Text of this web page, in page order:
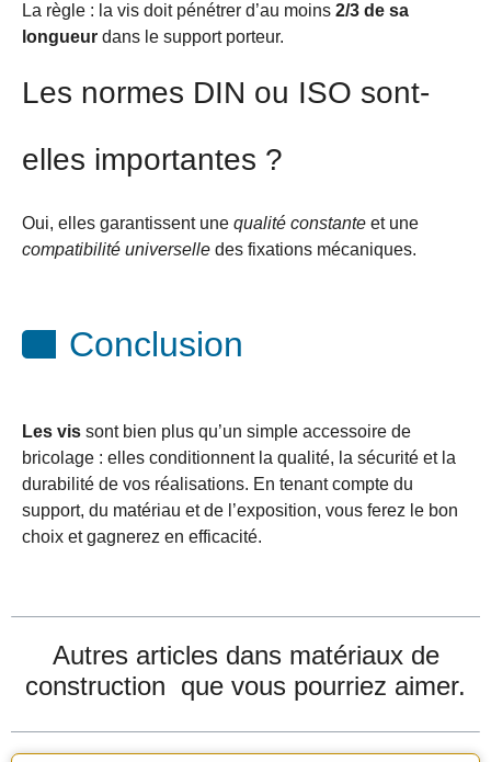
La règle : la vis doit pénétrer d’au moins 2/3 de sa
longueur dans le support porteur.
Les normes DIN ou ISO sont-
elles importantes ?
Oui, elles garantissent une qualité constante et une
compatibilité universelle des fixations mécaniques.
Conclusion
Les vis sont bien plus qu’un simple accessoire de
bricolage : elles conditionnent la qualité, la sécurité et la
durabilité de vos réalisations. En tenant compte du
support, du matériau et de l’exposition, vous ferez le bon
choix et gagnerez en efficacité.
Autres articles dans matériaux de
construction que vous pourriez aimer.